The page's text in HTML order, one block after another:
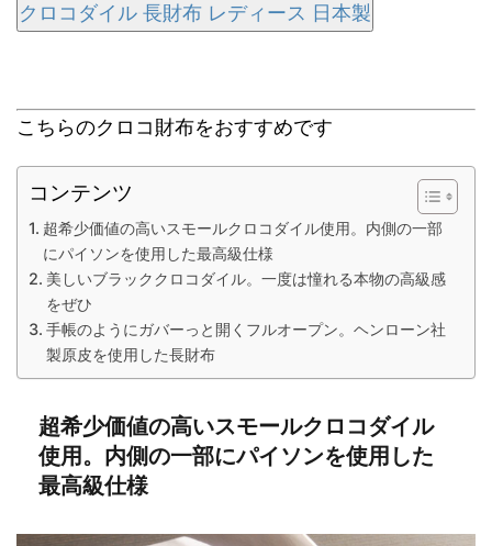
クロコダイル 長財布 レディース 日本製
こちらのクロコ財布をおすすめです
コンテンツ
超希少価値の高いスモールクロコダイル使用。内側の一部
にパイソンを使用した最高級仕様
美しいブラッククロコダイル。一度は憧れる本物の高級感
をぜひ
手帳のようにガバーっと開くフルオープン。ヘンローン社
製原皮を使用した長財布
超希少価値の高いスモールクロコダイル
使用。内側の一部にパイソンを使用した
最高級仕様